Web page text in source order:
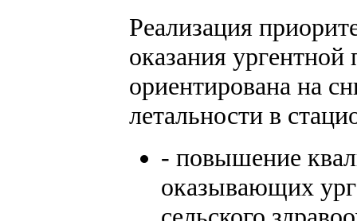
Реализация
оказания
ориентирована на
летальности в
- повышение
оказывающих